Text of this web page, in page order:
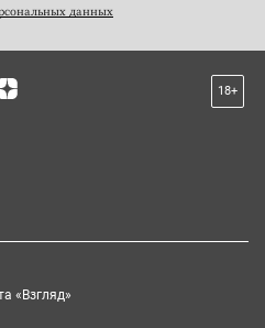
данных
18+
«Взгляд»